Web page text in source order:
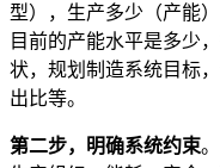
型），生产多少（产能
目前的产能水平是多少
状，规划制造系统目标
出比等。
第二步，明确系统约束